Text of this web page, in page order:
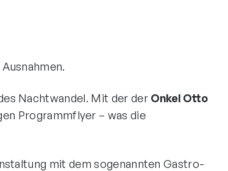
Nachtwandel. Mit der der Onkel Otto
Programmflyer – was die
mit dem sogenannten Gastro-